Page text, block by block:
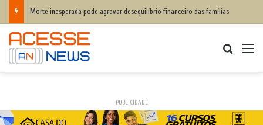
Morte inesperada pode agravar desequilíbrio financeiro das famílias
PUBLICIDADE